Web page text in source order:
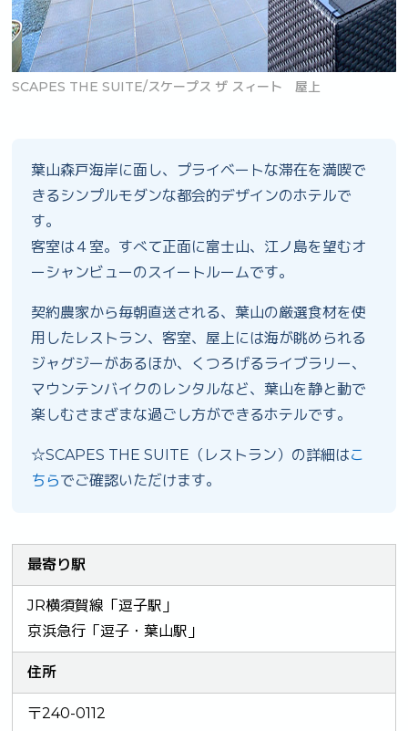
SCAPES THE SUITE/スケープス ザ スィート 屋上
葉山森戸海岸に面し、プライベートな滞在を満喫で
きるシンプルモダンな都会的デザインのホテルで
す。
客室は４室。すべて正面に富士山、江ノ島を望むオ
ーシャンビューのスイートルームです。
契約農家から毎朝直送される、葉山の厳選食材を使
用したレストラン、客室、屋上には海が眺められる
ジャグジーがあるほか、くつろげるライブラリー、
マウンテンバイクのレンタルなど、葉山を静と動で
楽しむさまざまな過ごし方ができるホテルです。
☆SCAPES THE SUITE（レストラン）の詳細はこ
ちらでご確認いただけます。
最寄り駅
JR横須賀線「逗子駅」
京浜急行「逗子・葉山駅」
住所
〒240-0112